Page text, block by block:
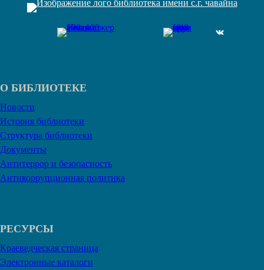
ВКонтакте
О БИБЛИОТЕКЕ
Новости
История библиотеки
Структура библиотеки
Документы
Антитеррор и безопасность
Антикоррупционная политика
РЕСУРСЫ
Краеведческая страница
Электронные каталоги